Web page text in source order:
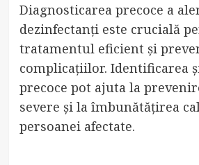
Diagnosticarea precoce a
dezinfectanți este crucială
tratamentul eficient și
complicațiilor. Identificarea
precoce pot ajuta la
severe și la îmbunătățirea
persoanei afectate.